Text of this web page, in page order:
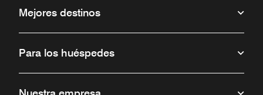
Mejores destinos
Para los huéspedes